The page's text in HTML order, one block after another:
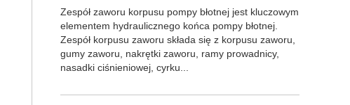
Zespół zaworu korpusu pompy błotnej jest kluczowym
elementem hydraulicznego końca pompy błotnej.
Zespół korpusu zaworu składa się z korpusu zaworu,
gumy zaworu, nakrętki zaworu, ramy prowadnicy,
nasadki ciśnieniowej, cyrku...